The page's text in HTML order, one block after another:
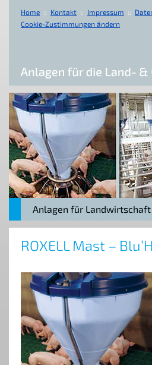
Anlagen für Landwirtschaft
Home :: Kontakt :: Impressum ::
Cookie-Zustimmungen ändern
ROXELL Mast –